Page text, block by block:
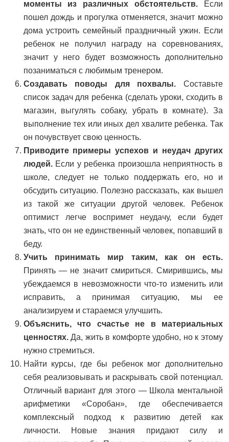
моменты из различных обстоятельств. Если
пошел дождь и прогулка отменяется, значит можно
дома устроить семейный праздничный ужин. Если
ребенок не получил награду на соревнованиях,
значит у него будет возможность дополнительно
позаниматься с любимым тренером.
Создавать поводы для похвалы. Составьте
список задач для ребенка (сделать уроки, сходить в
магазин, выгулять собаку, убрать в комнате). За
выполнение тех или иных дел хвалите ребенка. Так
он почувствует свою ценность.
Приводите примеры успехов и неудач других
людей.Если у ребенка произошла неприятность в
школе, следует не только поддержать его, но и
обсудить ситуацию. Полезно рассказать, как вышел
из такой же ситуации другой человек. Ребенок
оптимист легче воспримет неудачу, если будет
знать, что он не единственный человек, попавший в
беду.
Учить принимать мир таким, как он есть.
Принять — не значит смириться. Смирившись, мы
убеждаемся в невозможности что-то изменить или
исправить, а принимая ситуацию, мы ее
анализируем и стараемся улучшить.
Объяснить, что счастье не в материальных
ценностях.Да, жить в комфорте удобно, но к этому
нужно стремиться.
Найти курсы, где бы ребенок мог дополнительно
себя реализовывать и раскрывать свой потенциал.
Отличный вариант для этого — Школа ментальной
арифметики «Соробан», где обеспечивается
комплексный подход к развитию детей как
личности. Новые знания придают силу и